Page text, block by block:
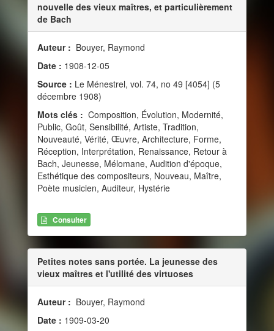
nouvelle des vieux maîtres, et particulièrement
de Bach
Auteur : Bouyer, Raymond
Date : 1908-12-05
Source : Le Ménestrel, vol. 74, no 49 [4054] (5
décembre 1908)
Mots clés : Composition, Évolution, Modernité,
Public, Goût, Sensibilité, Artiste, Tradition,
Nouveauté, Vérité, Œuvre, Architecture, Forme,
Réception, Interprétation, Renaissance, Retour à
Bach, Jeunesse, Mélomane, Audition d'époque,
Esthétique des compositeurs, Nouveau, Maître,
Poète musicien, Auditeur, Hystérie
Consulter
Petites notes sans portée. La jeunesse des
vieux maîtres et l'utilité des virtuoses
Auteur : Bouyer, Raymond
Date : 1909-03-20